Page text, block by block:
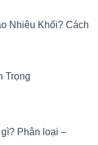
Nhiêu Khối? Cách
Trọng
Phân loại –